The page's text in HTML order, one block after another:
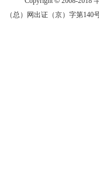
（总）网出证（京）字第140